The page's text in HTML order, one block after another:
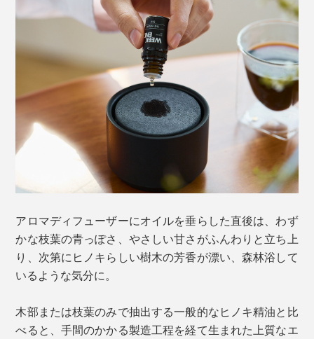
アロマディフューザーにオイルを垂らした直後は、わず
かな枝葉の青っぽさ、やさしい甘さがふんわりと立ち上
り、次第にヒノキらしい樹木の芳香が漂い、森林浴して
いるような気分に。
木部または枝葉のみで抽出する一般的なヒノキ精油と比
べると、手間のかかる製造工程を経て生まれた上質なエ